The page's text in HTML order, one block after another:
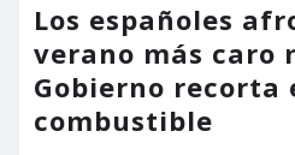
Los españoles
verano más caro
Gobierno recorta
combustible